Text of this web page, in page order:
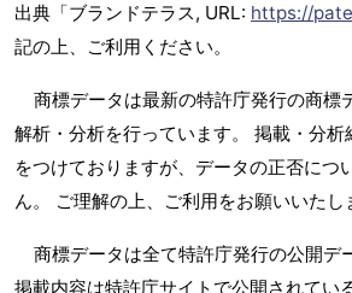
出典「ブランドテラス, URL: https://
記の上、ご利用ください。
商標データは最新の特許庁発行の商標
解析・分析を行っています。 掲載・分
をつけておりますが、データの正否につ
ん。 ご理解の上、ご利用をお願いいたし
商標データは全て特許庁発行の公開デ
掲載内容は特許庁サイトで公開されてい